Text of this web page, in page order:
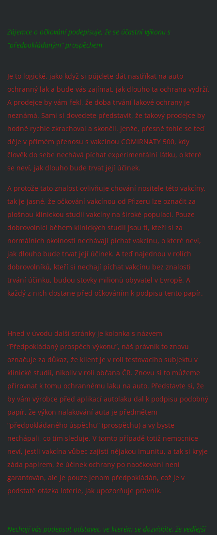
Zájemce o očkování podepisuje, že se účastní výkonu s
“předpokládaným” prospěchem
Je to logické, jako když si půjdete dát nastříkat na auto
ochranný lak a bude vás zajímat, jak dlouho ta ochrana vydrží.
A prodejce by vám řekl, že doba trvání lakové ochrany je
neznámá. Sami si dovedete představit, že takový prodejce by
hodně rychle zkrachoval a skončil. Jenže, přesně tohle se teď
děje v přímém přenosu s vakcínou COMIRNATY 500, kdy
člověk do sebe nechává píchat experimentální látku, o které
se neví, jak dlouho bude trvat její účinek.
A protože tato znalost ovlivňuje chování nositele této vakcíny,
tak je jasné, že očkování vakcínou od Pfizeru lze označit za
plošnou klinickou studii vakcíny na široké populaci. Pouze
dobrovolníci během klinických studií jsou ti, kteří si za
normálních okolností nechávají píchat vakcínu, o které neví,
jak dlouho bude trvat její účinek. A teď najednou v rolích
dobrovolníků, kteří si nechají píchat vakcínu bez znalosti
trvání účinku, budou stovky milionů obyvatel v Evropě. A
každý z nich dostane před očkováním k podpisu tento papír.
Hned v úvodu další stránky je kolonka s názvem
“Předpokládaný prospěch výkonu”, náš právník to znovu
označuje za důkaz, že klient je v roli testovacího subjektu v
klinické studii, nikoliv v roli občana ČR. Znovu si to můžeme
přirovnat k tomu ochrannému laku na auto. Představte si, že
by vám výrobce před aplikací autolaku dal k podpisu podobný
papír, že výkon nalakování auta je předmětem
“předpokládaného úspěchu” (prospěchu) a vy byste
nechápali, co tím sleduje. V tomto případě totiž nemocnice
neví, jestli vakcína vůbec zajistí nějakou imunitu, a tak si kryje
záda papírem, že účinek ochrany po naočkování není
garantován, ale je pouze jenom předpokládán, což je v
podstatě otázka loterie, jak upozorňuje právník.
Nechají vás podepsat odstavec, ve kterém se dozvídáte, že vedlejší